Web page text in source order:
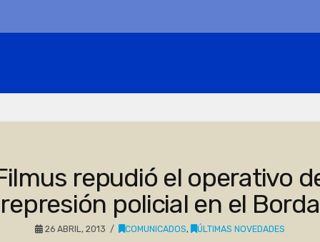
repudió el operativo
represión policial en el Borda
26 ABRIL, 2013 COMUNICADOS, ÚLTIMAS NOVEDADES